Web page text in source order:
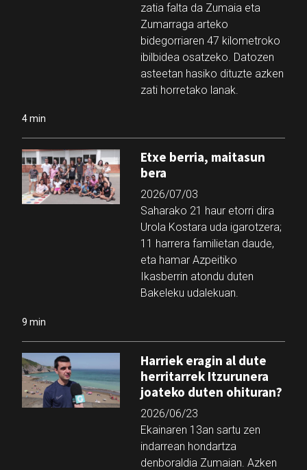
zatia falta da Zumaia eta
Zumarraga arteko
bidegorriaren 47 kilometroko
ibilbidea osatzeko. Datozen
asteetan hasiko dituzte azken
zati horretako lanak.
4 min
Etxe berria, maitasun
bera
2026/07/03
Saharako 21 haur etorri dira
Urola Kostara uda igarotzera;
11 harrera familietan daude,
eta hamar Azpeitiko
Ikasberrin atondu duten
Bakeleku udalekuan.
9 min
Harriek eragin al dute
herritarrek Itzurunera
joateko duten ohituran?
2026/06/23
Ekainaren 13an sartu zen
indarrean hondartza
denboraldia Zumaian. Azken